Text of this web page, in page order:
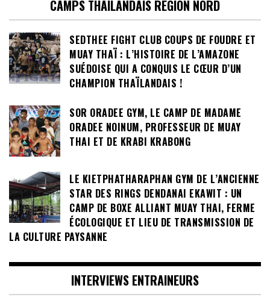
CAMPS THAILANDAIS RÉGION NORD
SEDTHEE FIGHT CLUB COUPS DE FOUDRE ET
MUAY THAÏ : L’HISTOIRE DE L’AMAZONE
SUÉDOISE QUI A CONQUIS LE CŒUR D’UN
CHAMPION THAÏLANDAIS !
SOR ORADEE GYM, LE CAMP DE MADAME
ORADEE NOINUM, PROFESSEUR DE MUAY
THAI ET DE KRABI KRABONG
LE KIETPHATHARAPHAN GYM DE L’ANCIENNE
STAR DES RINGS DENDANAI EKAWIT : UN
CAMP DE BOXE ALLIANT MUAY THAI, FERME
ÉCOLOGIQUE ET LIEU DE TRANSMISSION DE
LA CULTURE PAYSANNE
INTERVIEWS ENTRAINEURS